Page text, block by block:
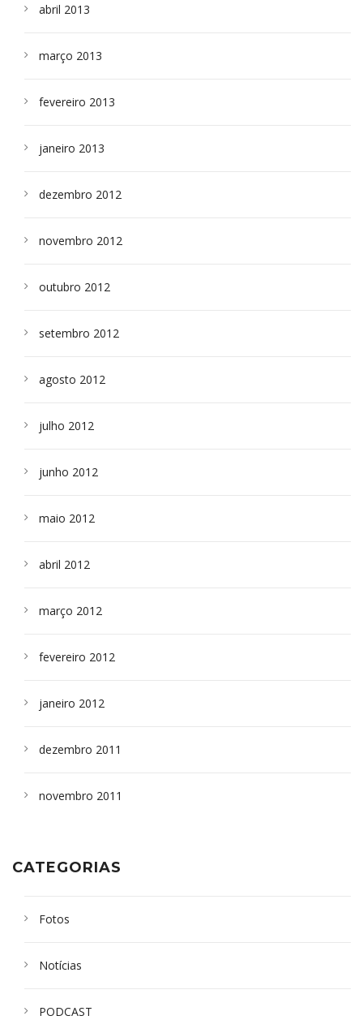
abril 2013
março 2013
fevereiro 2013
janeiro 2013
dezembro 2012
novembro 2012
outubro 2012
setembro 2012
agosto 2012
julho 2012
junho 2012
maio 2012
abril 2012
março 2012
fevereiro 2012
janeiro 2012
dezembro 2011
novembro 2011
CATEGORIAS
Fotos
Notícias
PODCAST